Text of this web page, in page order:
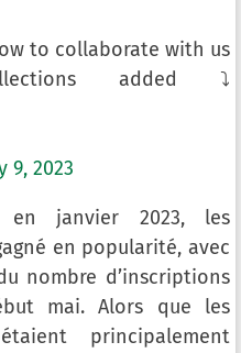
to collaborate with us
added ⤵️
9, 2023
en janvier 2023, les
en popularité, avec
nombre d’inscriptions
mai. Alors que les
principalement